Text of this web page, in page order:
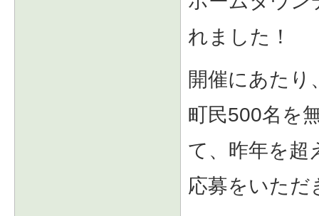
れました！
開催にあたり
町民500名を
て、昨年を超
応募をいただ